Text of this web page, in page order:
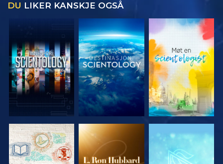
DU LIKER KANSKJE OGSÅ
UTFORSK
SERIEN
UTFORSK
SERIEN
UTFORSK
SERIEN